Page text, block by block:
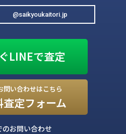
@saikyoukaitori.jp
LINEで査定
問い合わせはこちら
査定フォーム
のお問い合わせ